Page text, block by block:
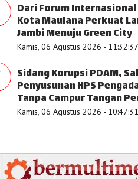
Dari Forum
Kota Maulana Perkuat
Jambi Menuju Green City
Kamis, 06 Agustus 2026 -
Sidang Korupsi PDAM,
Penyusunan HPS
Tanpa Campur Tangan
Kamis, 06 Agustus 2026 -